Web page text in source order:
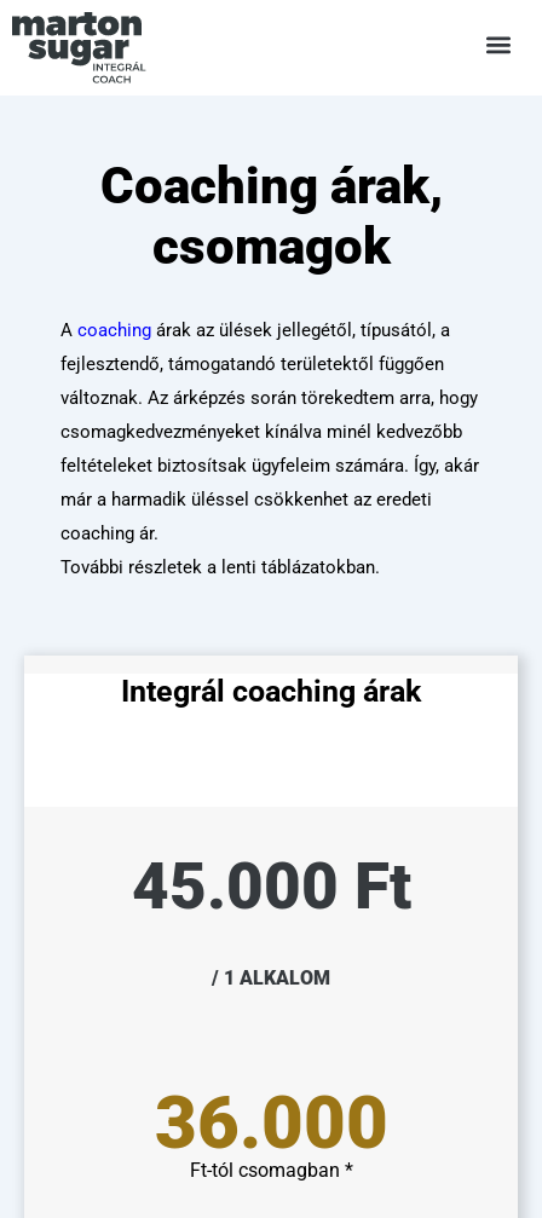
Skip
to
Coaching árak,
csomagok
A coaching árak az ülések jellegétől, típusától, a
fejlesztendő, támogatandó területektől függően
változnak. Az árképzés során törekedtem arra, hogy
csomagkedvezményeket kínálva minél kedvezőbb
feltételeket biztosítsak ügyfeleim számára. Így, akár
már a harmadik üléssel csökkenhet az eredeti
coaching ár.
További részletek a lenti táblázatokban.
Integrál coaching árak
45.000 Ft
/ 1 ALKALOM
36.000
Ft-tól csomagban *